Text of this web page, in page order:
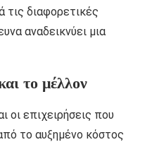
διαφορετικές
αναδεικνύει μια
το μέλλον
οι επιχειρήσεις που
το αυξημένο κόστος